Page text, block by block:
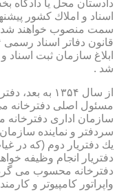
دادستان محل یا
اسناد و املاك كشور
ابلاغ سازمان ثبت
شد .
از سال ۱۳۵۴
مسئول اصلی دفترخانه
سازمان اداری دفترخانه
سردفتر و نماینده
یك دفتریار دوم (كه در
دفتریار انجام وظیفه
دفترخانه محسوب می
واپراتور كامپیوتر و